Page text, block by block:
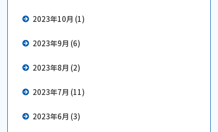
2023年10月 (1)
2023年9月 (6)
2023年8月 (2)
2023年7月 (11)
2023年6月 (3)